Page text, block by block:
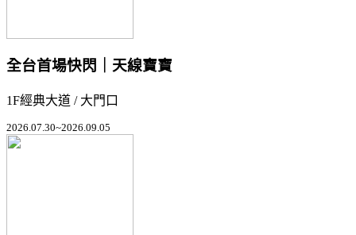
全台首場快閃｜天線寶寶
1F經典大道 / 大門口
2026.07.30~2026.09.05